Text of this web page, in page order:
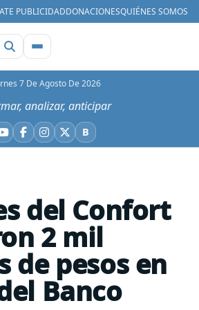
PUBLICIDADDONACIONESQUIÉNES SOMOS
7 De Agosto De 2026
analizar, anticipar
YouTube
Facebook
Instagram
X BBluesky
del Confort
2 mil
de pesos en
Banco